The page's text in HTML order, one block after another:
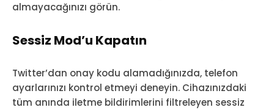
almayacağınızı görün.
Sessiz Mod’u Kapatın
Twitter’dan onay kodu alamadığınızda, telefon
ayarlarınızı kontrol etmeyi deneyin. Cihazınızdaki
tüm anında iletme bildirimlerini filtreleyen sessiz